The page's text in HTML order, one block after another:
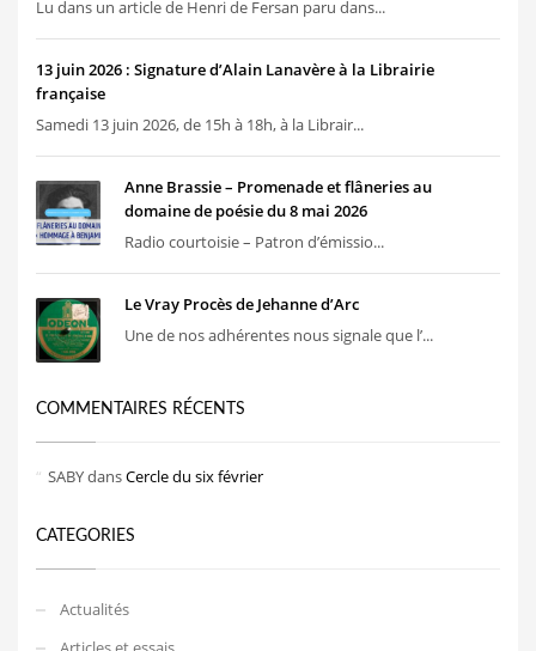
Lu dans un article de Henri de Fersan paru dans...
13 juin 2026 : Signature d’Alain Lanavère à la Librairie
française
Samedi 13 juin 2026, de 15h à 18h, à la Librair...
Anne Brassie – Promenade et flâneries au
domaine de poésie du 8 mai 2026
Radio courtoisie – Patron d’émissio...
Le Vray Procès de Jehanne d’Arc
Une de nos adhérentes nous signale que l’...
COMMENTAIRES RÉCENTS
SABYdansCercle du six février
CATEGORIES
Actualités